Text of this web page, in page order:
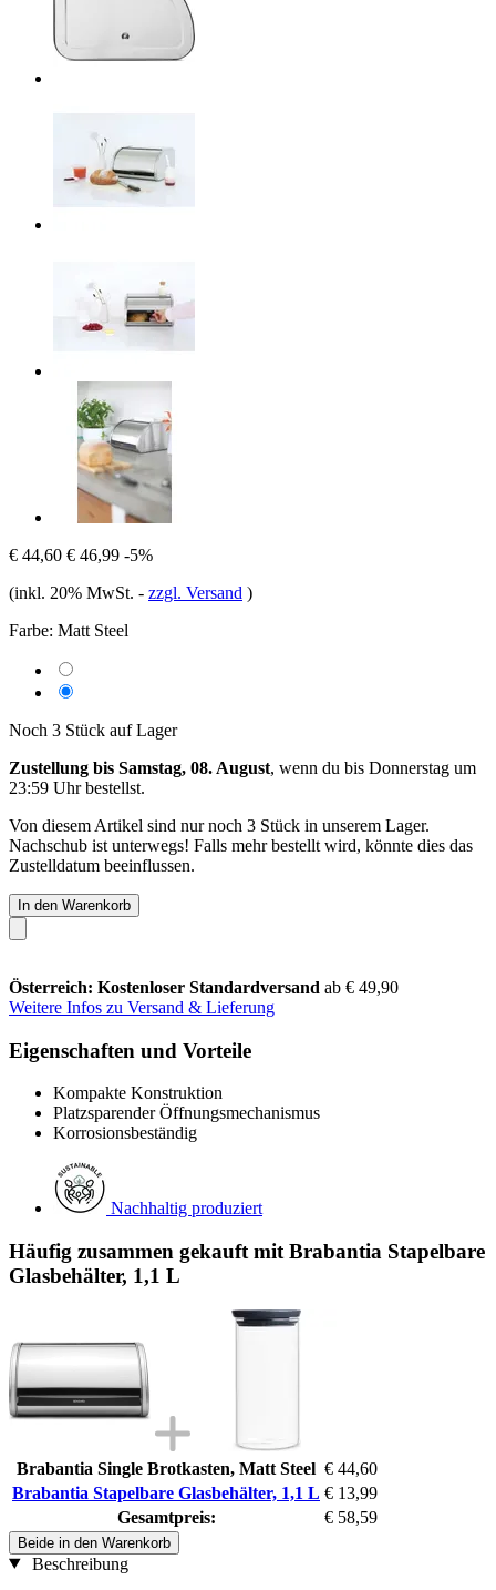
€ 44,60 € 46,99 -5%
(inkl. 20% MwSt. - zzgl. Versand )
Farbe: Matt Steel
Noch 3 Stück auf Lager
Zustellung bis Samstag, 08. August, wenn du bis Donnerstag um
23:59 Uhrbestellst.
Von diesem Artikel sind nur noch 3 Stück in unserem Lager.
Nachschub ist unterwegs! Falls mehr bestellt wird, könnte dies das
Zustelldatum beeinflussen.
In den Warenkorb
Österreich: Kostenloser Standardversand ab € 49,90
Weitere Infos zu Versand & Lieferung
Eigenschaften und Vorteile
Kompakte Konstruktion
Platzsparender Öffnungsmechanismus
Korrosionsbeständig
Nachhaltig produziert
Häufig zusammen gekauft mit Brabantia Stapelbare
Glasbehälter, 1,1 L
Brabantia Single Brotkasten, Matt Steel € 44,60
Brabantia Stapelbare Glasbehälter, 1,1 L € 13,99
Gesamtpreis:
€ 58,59
Beide in den Warenkorb
Beschreibung